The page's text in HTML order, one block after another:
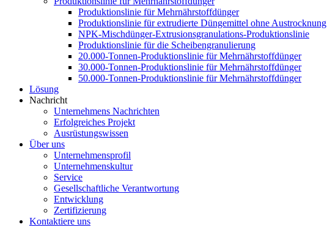
Produktionslinie für Mehrnährstoffdünger
Produktionslinie für extrudierte Düngemittel ohne Austrocknung
NPK-Mischdünger-Extrusionsgranulations-Produktionslinie
Produktionslinie für die Scheibengranulierung
20.000-Tonnen-Produktionslinie für Mehrnährstoffdünger
30.000-Tonnen-Produktionslinie für Mehrnährstoffdünger
50.000-Tonnen-Produktionslinie für Mehrnährstoffdünger
Lösung
Nachricht
Unternehmens Nachrichten
Erfolgreiches Projekt
Ausrüstungswissen
Über uns
Unternehmensprofil
Unternehmenskultur
Service
Gesellschaftliche Verantwortung
Entwicklung
Zertifizierung
Kontaktiere uns